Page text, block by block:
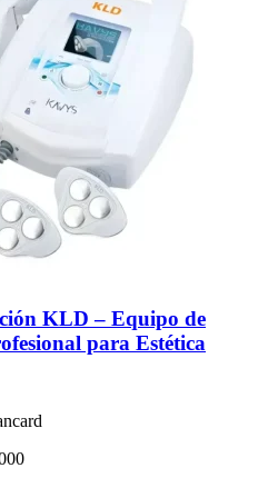
KLD – Equipo de
para Estética